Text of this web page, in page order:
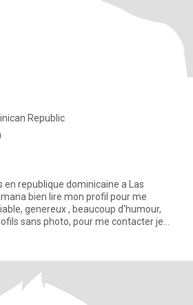
Republic
en republique dominicaine a Las
bien lire mon profil pour me
genereux , beaucoup d'humour,
sans photo, pour me contacter je